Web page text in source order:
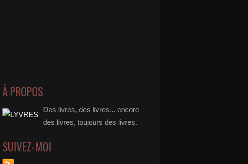
À PROPOS
Des livres, des livres... encore
des livres, toujours des livres.
SUIVEZ-MOI